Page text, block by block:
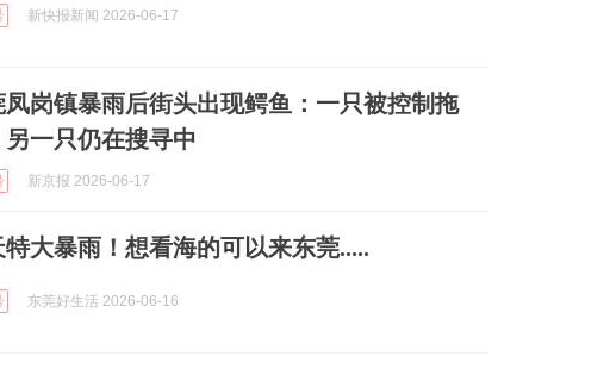
新快报新闻 2026-06-17
凤岗镇暴雨后街头出现鳄鱼：一只被控制拖
另一只仍在搜寻中
新京报 2026-06-17
特大暴雨！想看海的可以来东莞.....
东莞好生活 2026-06-16